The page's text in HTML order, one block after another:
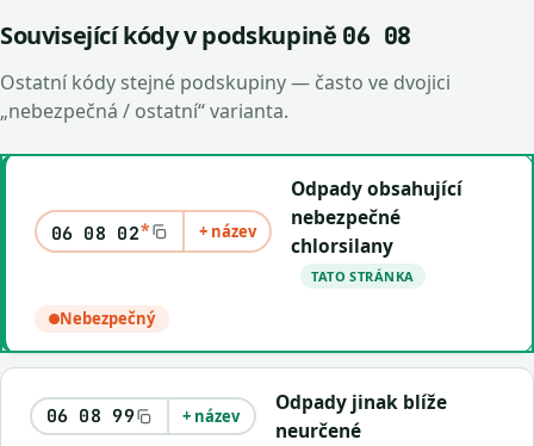
Související kódy v podskupině 06 08
Ostatní kódy stejné podskupiny — často ve dvojici
„nebezpečná / ostatní“ varianta.
06 08 02* + název
Odpady obsahující
nebezpečné
chlorsilany
TATO STRÁNKA
Nebezpečný
06 08 99 + název
Odpady jinak blíže
neurčené